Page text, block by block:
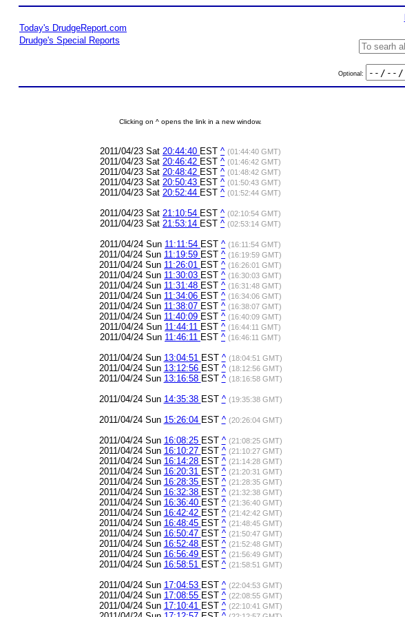
Today's DrudgeReport.com
Drudge's Special Reports
Optional:
Clicking on ^ opens the link in a new window.
2011/04/23 Sat 20:44:40 EST ^ (01:44:40 GMT)
2011/04/23 Sat 20:46:42 EST ^ (01:46:42 GMT)
2011/04/23 Sat 20:48:42 EST ^ (01:48:42 GMT)
2011/04/23 Sat 20:50:43 EST ^ (01:50:43 GMT)
2011/04/23 Sat 20:52:44 EST ^ (01:52:44 GMT)
2011/04/23 Sat 21:10:54 EST ^ (02:10:54 GMT)
2011/04/23 Sat 21:53:14 EST ^ (02:53:14 GMT)
2011/04/24 Sun 11:11:54 EST ^ (16:11:54 GMT)
2011/04/24 Sun 11:19:59 EST ^ (16:19:59 GMT)
2011/04/24 Sun 11:26:01 EST ^ (16:26:01 GMT)
2011/04/24 Sun 11:30:03 EST ^ (16:30:03 GMT)
2011/04/24 Sun 11:31:48 EST ^ (16:31:48 GMT)
2011/04/24 Sun 11:34:06 EST ^ (16:34:06 GMT)
2011/04/24 Sun 11:38:07 EST ^ (16:38:07 GMT)
2011/04/24 Sun 11:40:09 EST ^ (16:40:09 GMT)
2011/04/24 Sun 11:44:11 EST ^ (16:44:11 GMT)
2011/04/24 Sun 11:46:11 EST ^ (16:46:11 GMT)
2011/04/24 Sun 13:04:51 EST ^ (18:04:51 GMT)
2011/04/24 Sun 13:12:56 EST ^ (18:12:56 GMT)
2011/04/24 Sun 13:16:58 EST ^ (18:16:58 GMT)
2011/04/24 Sun 14:35:38 EST ^ (19:35:38 GMT)
2011/04/24 Sun 15:26:04 EST ^ (20:26:04 GMT)
2011/04/24 Sun 16:08:25 EST ^ (21:08:25 GMT)
2011/04/24 Sun 16:10:27 EST ^ (21:10:27 GMT)
2011/04/24 Sun 16:14:28 EST ^ (21:14:28 GMT)
2011/04/24 Sun 16:20:31 EST ^ (21:20:31 GMT)
2011/04/24 Sun 16:28:35 EST ^ (21:28:35 GMT)
2011/04/24 Sun 16:32:38 EST ^ (21:32:38 GMT)
2011/04/24 Sun 16:36:40 EST ^ (21:36:40 GMT)
2011/04/24 Sun 16:42:42 EST ^ (21:42:42 GMT)
2011/04/24 Sun 16:48:45 EST ^ (21:48:45 GMT)
2011/04/24 Sun 16:50:47 EST ^ (21:50:47 GMT)
2011/04/24 Sun 16:52:48 EST ^ (21:52:48 GMT)
2011/04/24 Sun 16:56:49 EST ^ (21:56:49 GMT)
2011/04/24 Sun 16:58:51 EST ^ (21:58:51 GMT)
2011/04/24 Sun 17:04:53 EST ^ (22:04:53 GMT)
2011/04/24 Sun 17:08:55 EST ^ (22:08:55 GMT)
2011/04/24 Sun 17:10:41 EST ^ (22:10:41 GMT)